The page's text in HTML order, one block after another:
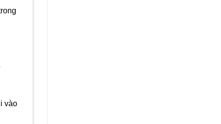
vào